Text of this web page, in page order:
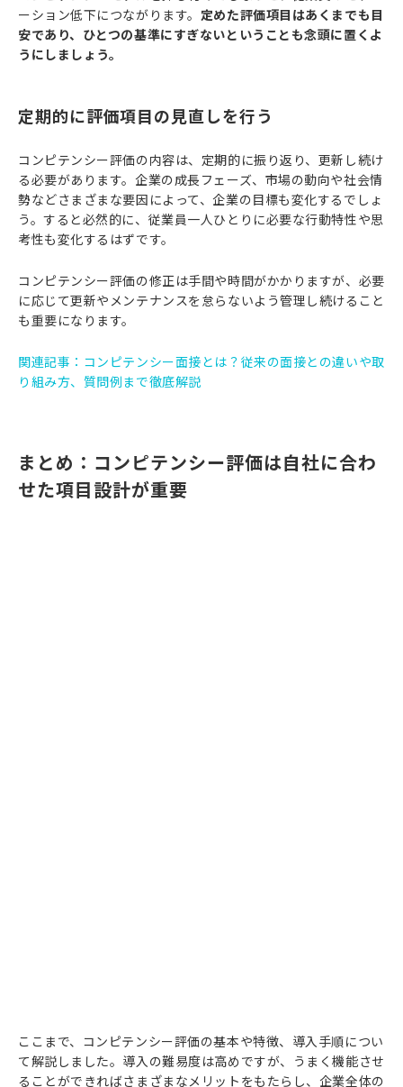
ーション低下につながります。 定めた評価項目はあくまでも目
安であり、ひとつの基準にすぎないということも念頭に置くよ
うにしましょう。
定期的に評価項目の見直しを行う
コンピテンシー評価の内容は、定期的に振り返り、更新し続け
る必要があります。企業の成長フェーズ、市場の動向や社会情
勢などさまざまな要因によって、企業の目標も変化するでしょ
う。すると必然的に、従業員一人ひとりに必要な行動特性や思
考性も変化するはずです。
コンピテンシー評価の修正は手間や時間がかかりますが、必要
に応じて更新やメンテナンスを怠らないよう管理し続けること
も重要になります。
関連記事：コンピテンシー面接とは？従来の面接との違いや取
り組み方、質問例まで徹底解説
まとめ：コンピテンシー評価は自社に合わ
せた項目設計が重要
ここまで、コンピテンシー評価の基本や特徴、導入手順につい
て解説しました。導入の難易度は高めですが、うまく機能させ
ることができればさまざまなメリットをもたらし、企業全体の